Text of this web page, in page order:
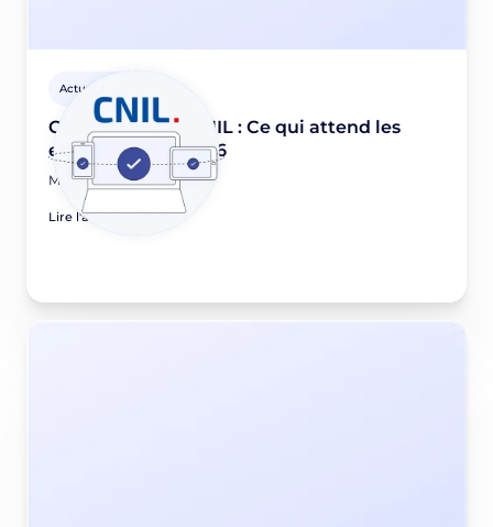
Actus Privacy
Consentement CNIL : Ce qui attend les
entreprises en 2026
March 4, 2026
Lire l'article